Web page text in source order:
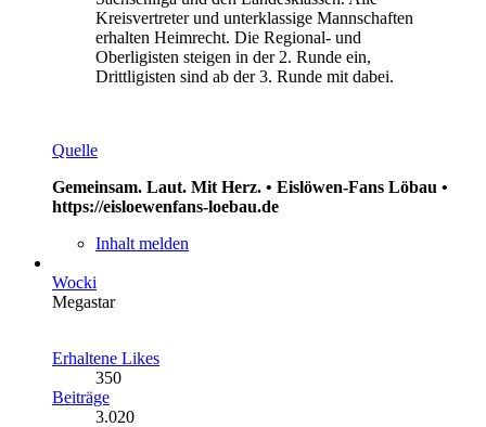
Kreisvertreter und unterklassige Mannschaften
erhalten Heimrecht. Die Regional- und
Oberligisten steigen in der 2. Runde ein,
Drittligisten sind ab der 3. Runde mit dabei.
Quelle
Gemeinsam. Laut. Mit Herz. • Eislöwen-Fans Löbau •
https://eisloewenfans-loebau.de
Inhalt melden
Wocki
Megastar
Erhaltene Likes
350
Beiträge
3.020